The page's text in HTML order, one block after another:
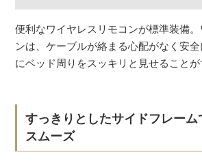
便利なワイヤレスリモコンが標準装備
ンは、ケーブルが絡まる心配がなく安
にベッド周りをスッキリと見せることが
すっきりとしたサイドフレーム
スムーズ